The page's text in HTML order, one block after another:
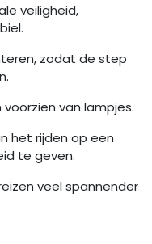
veiligheid,
zodat de step
voorzien van lampjes.
het rijden op een
te geven.
veel spannender